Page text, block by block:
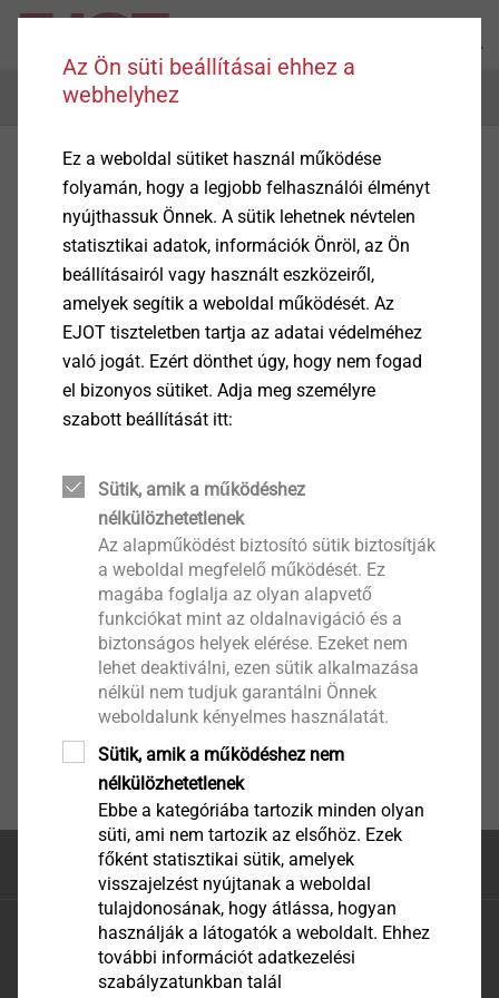
Menu
EJOT Fixing Solutions Egypt
Unfortunately, we do not have an internet presence for
Egypt.
You are welcome to contact the following contact
person.
EJOT Fixing Solutions Egypt
Raya building plot 133
5th settlement New Cairo
Ahmed Essam Aziz – Cairo
phone: +20 110 03 09 433
aaziz@ejot.com
Az oldal teteje
EJOT Hungaria Kft.
EJOT Hungaria Kereskedelmi és Tanácsadó Kft.
H-2310 Szigetszentmiklós, Leshegy út 16.
Az Ön süti beállításai ehhez a
webhelyhez
Ez a weboldal sütiket használ működése
folyamán, hogy a legjobb felhasználói élményt
nyújthassuk Önnek. A sütik lehetnek névtelen
statisztikai adatok, információk Önröl, az Ön
beállításairól vagy használt eszközeiről,
amelyek segítik a weboldal működését. Az
EJOT tiszteletben tartja az adatai védelméhez
való jogát. Ezért dönthet úgy, hogy nem fogad
el bizonyos sütiket. Adja meg személyre
szabott beállítását itt:
Sütik, amik a működéshez
nélkülözhetetlenek
Az alapműködést biztosító sütik biztosítják
a weboldal megfelelő működését. Ez
magába foglalja az olyan alapvető
funkciókat mint az oldalnavigáció és a
biztonságos helyek elérése. Ezeket nem
lehet deaktiválni, ezen sütik alkalmazása
nélkül nem tudjuk garantálni Önnek
weboldalunk kényelmes használatát.
Sütik, amik a működéshez nem
nélkülözhetetlenek
Ebbe a kategóriába tartozik minden olyan
süti, ami nem tartozik az elsőhöz. Ezek
főként statisztikai sütik, amelyek
visszajelzést nyújtanak a weboldal
tulajdonosának, hogy átlássa, hogyan
használják a látogatók a weboldalt. Ehhez
további információt adatkezelési
szabályzatunkban talál